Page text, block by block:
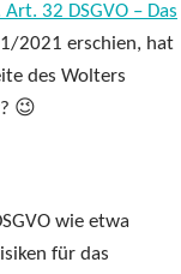
32 DSGVO – Das
2021 erschien, hat
des Wolters
😉
wie etwa
für das